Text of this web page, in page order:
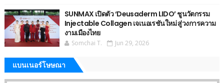
SUNMAX เปิดตัว ‘Deusaderm LIDO’ ชูนวัตกรรม
Injectable Collagen เจเนอเรชันใหม่ สู่วงการความ
งามเมืองไทย
Somchai T. Jun 29, 2026
แบนเนอร์โษษณา